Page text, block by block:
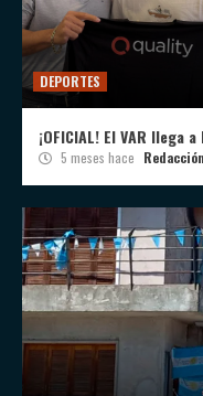
DEPORTES
¡OFICIAL! El VAR llega
5 meses hace Redacción